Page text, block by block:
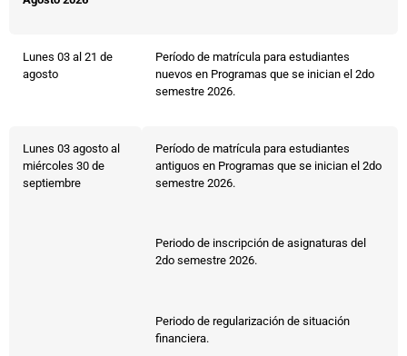
Lunes 03 al 21 de
agosto
Período de matrícula para estudiantes
nuevos en Programas que se inician el 2do
semestre 2026.
Lunes 03 agosto al
miércoles 30 de
septiembre
Período de matrícula para estudiantes
antiguos en Programas que se inician el 2do
semestre 2026.
Periodo de inscripción de asignaturas del
2do semestre 2026.
Periodo de regularización de situación
financiera.